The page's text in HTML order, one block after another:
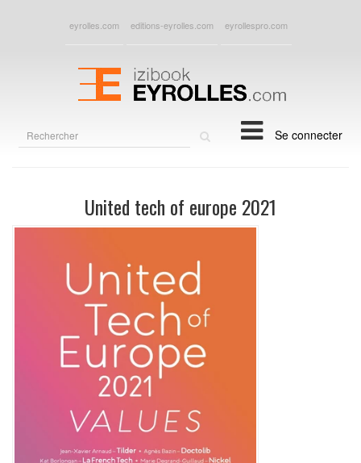
eyrolles.com editions-eyrolles.com eyrollespro.com
Se connecter
United tech of europe 2021